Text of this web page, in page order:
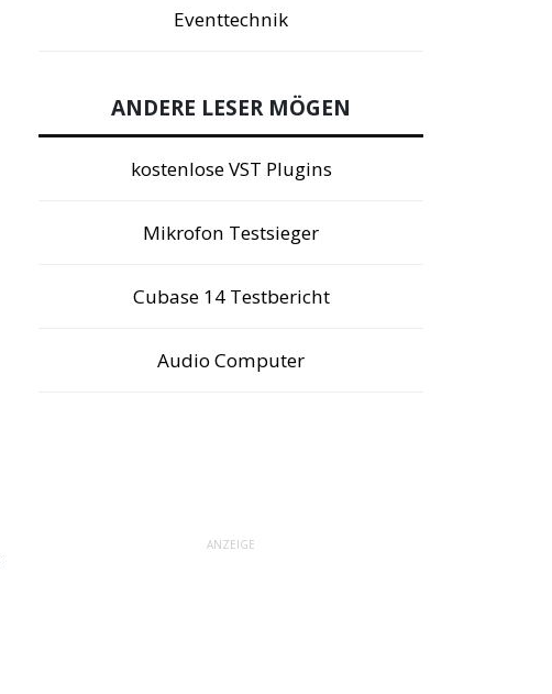
Eventtechnik
ANDERE LESER MÖGEN
kostenlose VST Plugins
Mikrofon Testsieger
Cubase 14 Testbericht
Audio Computer
ANZEIGE